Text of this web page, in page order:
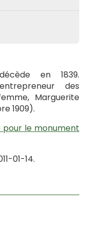
en 1839.
des
Marguerite
1909).
pour le monument
01-14.